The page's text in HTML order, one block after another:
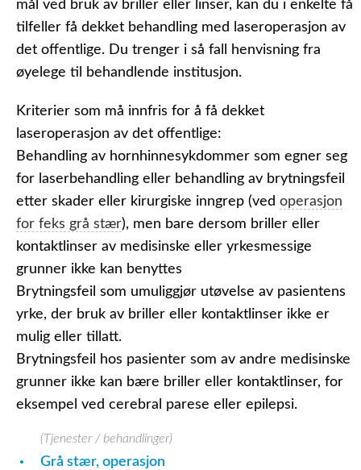
mål ved bruk av briller eller linser, kan du i enkelte få
tilfeller få dekket behandling med laseroperasjon av
det offentlige. Du trenger i så fall henvisning fra
øyelege til behandlende institusjon.
Kriterier som må innfris for å få dekket
laseroperasjon av det offentlige:
Behandling av hornhinnesykdommer som egner seg
for laserbehandling eller behandling av brytningsfeil
etter skader eller kirurgiske inngrep (ved operasjon
for feks grå stær), men bare dersom briller eller
kontaktlinser av medisinske eller yrkesmessige
grunner ikke kan benyttes
Brytningsfeil som umuliggjør utøvelse av pasientens
yrke, der bruk av briller eller kontaktlinser ikke er
mulig eller tillatt.
Brytningsfeil hos pasienter som av andre medisinske
grunner ikke kan bære briller eller kontaktlinser, for
eksempel ved cerebral parese eller epilepsi.
(Tjenester / behandlinger)
Grå stær, operasjon